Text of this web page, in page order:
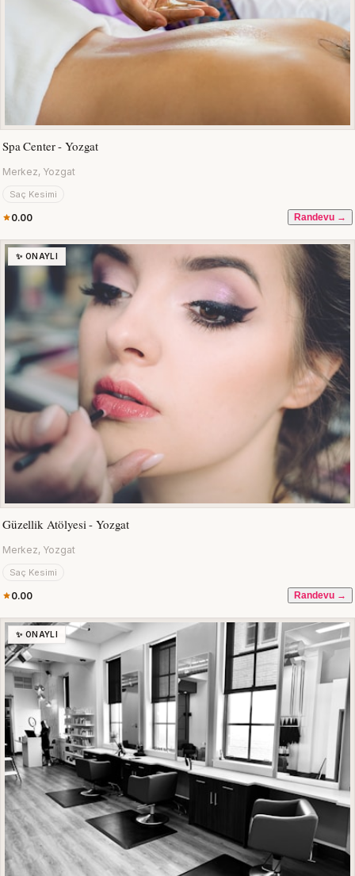
Spa Center - Yozgat
Merkez, Yozgat
Saç Kesimi
0.00 Randevu →
✨ ONAYLI
Güzellik Atölyesi - Yozgat
Merkez, Yozgat
Saç Kesimi
0.00 Randevu →
✨ ONAYLI